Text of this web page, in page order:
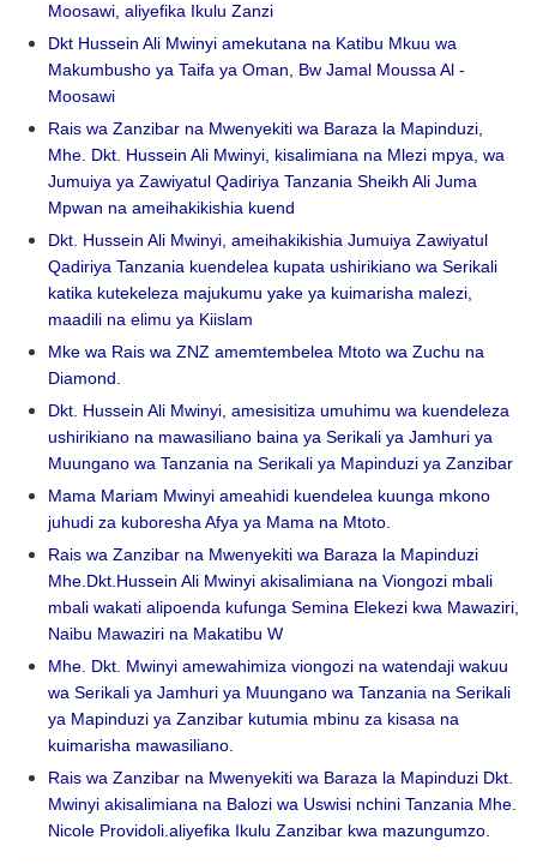
Moosawi, aliyefika Ikulu Zanzi
Dkt Hussein Ali Mwinyi amekutana na Katibu Mkuu wa
Makumbusho ya Taifa ya Oman, Bw Jamal Moussa Al -
Moosawi
Rais wa Zanzibar na Mwenyekiti wa Baraza la Mapinduzi,
Mhe. Dkt. Hussein Ali Mwinyi, kisalimiana na Mlezi mpya, wa
Jumuiya ya Zawiyatul Qadiriya Tanzania Sheikh Ali Juma
Mpwan na ameihakikishia kuend
Dkt. Hussein Ali Mwinyi, ameihakikishia Jumuiya Zawiyatul
Qadiriya Tanzania kuendelea kupata ushirikiano wa Serikali
katika kutekeleza majukumu yake ya kuimarisha malezi,
maadili na elimu ya Kiislam
Mke wa Rais wa ZNZ amemtembelea Mtoto wa Zuchu na
Diamond.
Dkt. Hussein Ali Mwinyi, amesisitiza umuhimu wa kuendeleza
ushirikiano na mawasiliano baina ya Serikali ya Jamhuri ya
Muungano wa Tanzania na Serikali ya Mapinduzi ya Zanzibar
Mama Mariam Mwinyi ameahidi kuendelea kuunga mkono
juhudi za kuboresha Afya ya Mama na Mtoto.
Rais wa Zanzibar na Mwenyekiti wa Baraza la Mapinduzi
Mhe.Dkt.Hussein Ali Mwinyi akisalimiana na Viongozi mbali
mbali wakati alipoenda kufunga Semina Elekezi kwa Mawaziri,
Naibu Mawaziri na Makatibu W
Mhe. Dkt. Mwinyi amewahimiza viongozi na watendaji wakuu
wa Serikali ya Jamhuri ya Muungano wa Tanzania na Serikali
ya Mapinduzi ya Zanzibar kutumia mbinu za kisasa na
kuimarisha mawasiliano.
Rais wa Zanzibar na Mwenyekiti wa Baraza la Mapinduzi Dkt.
Mwinyi akisalimiana na Balozi wa Uswisi nchini Tanzania Mhe.
Nicole Providoli.aliyefika Ikulu Zanzibar kwa mazungumzo.